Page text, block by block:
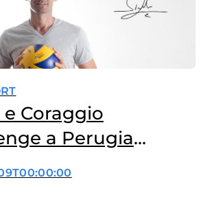
e Coraggio
a Perugia
all’Associazione